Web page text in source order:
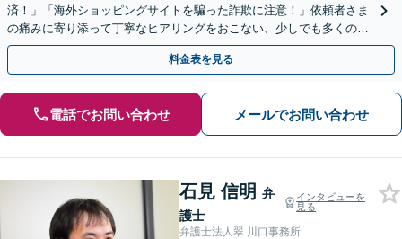
済！」「海外ショッピングサイトを騙った詐欺に注意！」依頼者さま
の痛みに寄り添って丁寧なヒアリングをおこない、少しでも多くの返
金が得られるよう尽力します！
料金表を見る
電話でお問い合わせ メールでお問い合わせ
石見 信明 弁
護士
インタビューを
見る
弁護士法人翠 川口事務所